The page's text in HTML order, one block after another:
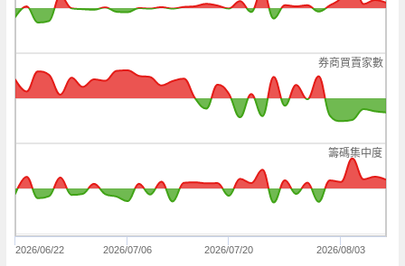
券商買賣家數
籌碼集中度
2026/06/22 2026/07/06 2026/07/20 2026/08/03